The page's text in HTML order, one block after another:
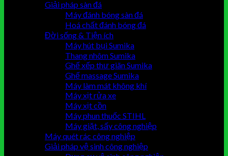
Giải pháp sàn đá
Máy đánh bóng sàn đá
Hoá chất đánh bóng đá
Đời sống & Tiện ích
Máy hút bụi Sumika
Thang nhôm Sumika
Ghế xếp thư giãn Sumika
Ghế massage Sumika
Máy làm mát không khí
Máy xịt rửa xe
Máy xịt cồn
Máy phun thuốc STIHL
Máy giặt, sấy công nghiệp
Máy quét rác công nghiệp
Giải pháp vệ sinh công nghiệp